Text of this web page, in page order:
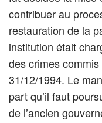
contribuer au
restauration de la
institution était
des crimes
31/12/1994. Le
part qu’il faut
de l’ancien